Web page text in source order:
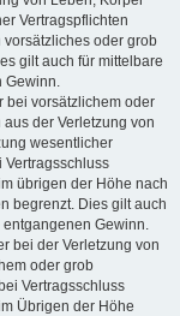
Vertragspflichten
oder grob
gilt auch für mittelbare
bei vorsätzlichem oder
der Verletzung von
wesentlicher
Vertragsschluss
übrigen der Höhe nach
begrenzt. Dies gilt auch
Gewinn.
bei der Verletzung von
oder grob
Vertragsschluss
Übrigen der Höhe